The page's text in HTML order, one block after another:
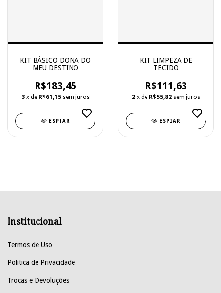
KIT BÁSICO DONA DO
MEU DESTINO
R$183,45
3 x de R$61,15 sem juros
ESPIAR
KIT LIMPEZA DE
TECIDO
R$111,63
2 x de R$55,82 sem juros
ESPIAR
Institucional
Termos de Uso
Política de Privacidade
Trocas e Devoluções